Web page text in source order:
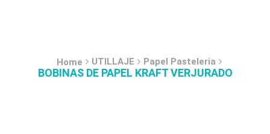
Home UTILLAJE Papel Pasteleria
BOBINAS DE PAPEL KRAFT VERJURADO